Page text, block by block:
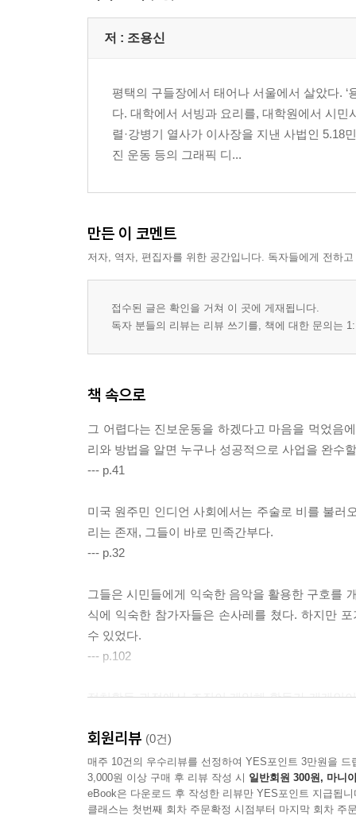
[3장] 민족간부와 조직ㆍ77
[4장] 민족간부의 사업 방법ㆍ93
대담하고 창조적으로 하자ㆍ94
[보론] 강병기의 3년에서 배운다ㆍ102
실정에 맞게 하자ㆍ107
[5장] 조직사업 어떡해ㆍ133
조직사업의 일반적 과정ㆍ134
정치활동의 체계를 마련하라ㆍ156
집중된 조직사업이 조직을 키운다ㆍ173
조직기획사업을 준비하라ㆍ190
나오며ㆍ211
저 : 조용신
평택의 구들장에서 태어나 서울에서 살았다.
다. 대학에서 서빙과 요리를, 대학원에서 시
렬·강병기 열사가 이사장을 지낸 사법인 5.18
진 운동 등의 그래픽 디...
만든 이 코멘트
저자, 역자, 편집자를 위한 공간입니다. 독자들에게 전하
접수된 글은 확인을 거쳐 이 곳에 게재됩니다.
독자 분들의 리뷰는 리뷰 쓰기를, 책에 대한 문의는
책 속으로
그 어렵다는 진보운동을 하겠다고 마음을 먹었음
리와 방법을 알면 누구나 성공적으로 사업을 완수
--- p.41
미국 원주민 인디언 사회에서는 주술로 비를 불러
리는 존재, 그들이 바로 민족간부다.
--- p.32
그들은 시민들에게 익숙한 음악을 활용한 구호를
식에 익숙한 참가자들은 손사레를 쳤다. 하지만
수 있었다.
--- p.102
정치활동 과정에서 조직이 개입해 활동가 개개인
--- p.158
오늘 우리가 살아내는 하루가 새로운 세상을 일구
자.
회원리뷰 (0건)
매주 10건의 우수리뷰를 선정하여 YES포인트 3만원을 드
3,000원 이상 구매 후 리뷰 작성 시 일반회원 300원, 마니
eBook은 다운로드 후 작성한 리뷰만 YES포인트 지급됩니
클래스는 첫번째 회차 주문확정 시점부터 마지막 회차 주